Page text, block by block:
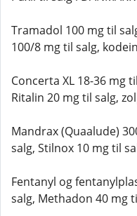
Tramadol 100 mg til
100/8 mg til salg,
Concerta XL 18-36 mg
Ritalin 20 mg til salg,
Mandrax (Quaalude)
salg, Stilnox 10 mg til
Fentanyl og
salg, Methadon 40 mg